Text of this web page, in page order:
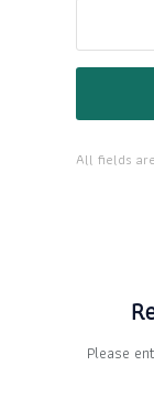
All fields
Please